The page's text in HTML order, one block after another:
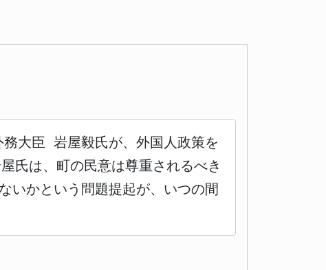
大臣 岩屋毅氏が、外国人政策を
氏は、町の民意は尊重されるべき
いかという問題提起が、いつの間